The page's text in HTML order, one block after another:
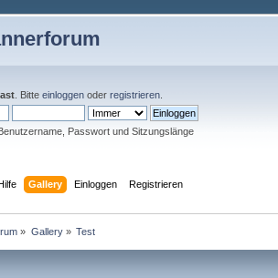
. Bitte einloggen oder registrieren
Passwort und Sitzungslänge
Gallery Einloggen Registrieren
» Gallery» Test